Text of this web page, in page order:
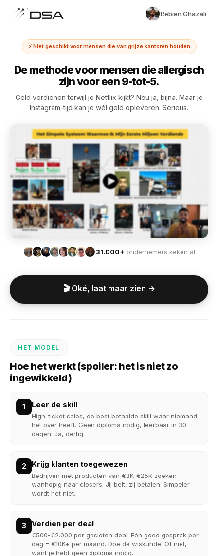
Rebien Ghazali
⚡ Niet geschikt voor mensen die van grijze kantoren houden
De methode voor mensen die allergisch
zijn voor een 9-tot-5.
Geld verdienen terwijl je Netflix kijkt? Nou ja, bijna. Maar je
Instagram-tijd kan je wél geld opleveren. Serieus.
31.000+ ondernemers keken al
🎬 Oké, laat maar zien →
HET MODEL
Hoe het werkt (spoiler: het is niet zo
ingewikkeld)
1 Leer de skill
High-ticket sales, de best betaalde skill waar niemand
het over heeft. Geen diploma nodig, leerbaar in 30
dagen. Ja, dertig.
2 Krijg klanten toegewezen
Bedrijven met producten van €3K-€25K zoeken
wanhopig naar closers. Jij belt, zij betalen. Simpeler
wordt het niet.
3 Verdien per deal
€500-€2.000 per gesloten deal. Eén goed gesprek per
dag = €10K+ per maand. Doe de wiskunde. Of niet,
want je hebt geen diploma nodig.